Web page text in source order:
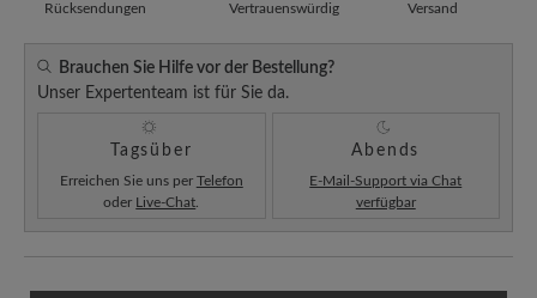
Rücksendungen
Vertrauenswürdig
Versand
Brauchen Sie Hilfe vor der Bestellung?
Unser Expertenteam ist für Sie da.
Tagsüber
Erreichen Sie uns per Telefon
oder Live-Chat
Abends
E-Mail-Support via Chat
verfügbar